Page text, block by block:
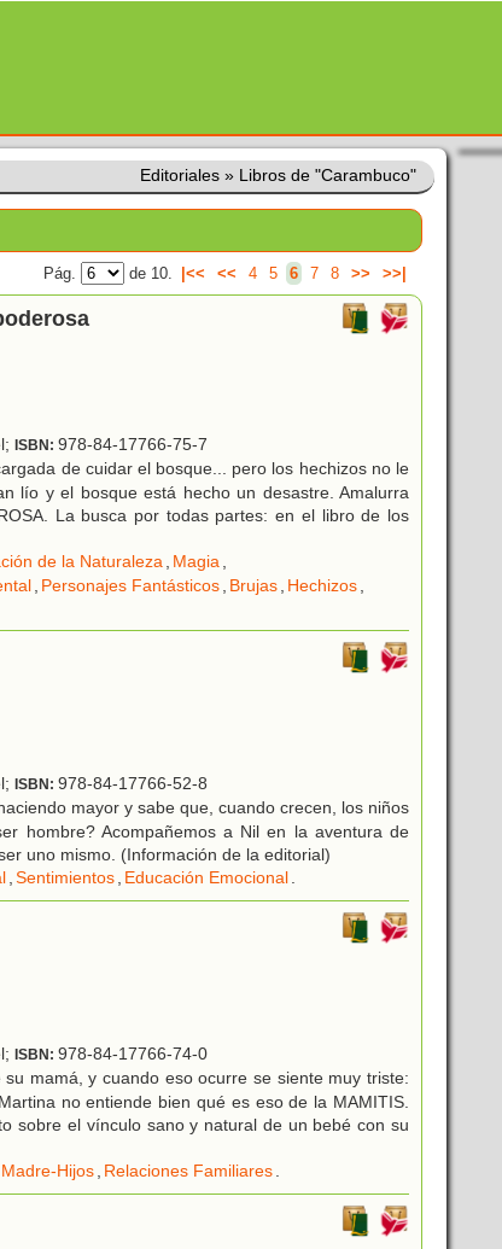
Editoriales » Libros de "Carambuco"
Pág. de 10. |<< << 4 5 6 7 8 >> >>|
ISBN: 978-84-17766-75-7
de cuidar el bosque... pero los hechizos no le
lío y el bosque está hecho un desastre. Amalurra
La busca por todas partes: en el libro de los
de la Naturaleza, Magia,
, Personajes Fantásticos, Brujas, Hechizos,
ISBN: 978-84-17766-52-8
mayor y sabe que, cuando crecen, los niños
hombre? Acompañemos a Nil en la aventura de
uno mismo. (Información de la editorial)
,Sentimientos, Educación Emocional.
ISBN: 978-84-17766-74-0
mamá, y cuando eso ocurre se siente muy triste:
no entiende bien qué es eso de la MAMITIS.
sobre el vínculo sano y natural de un bebé con su
Hijos, Relaciones Familiares.